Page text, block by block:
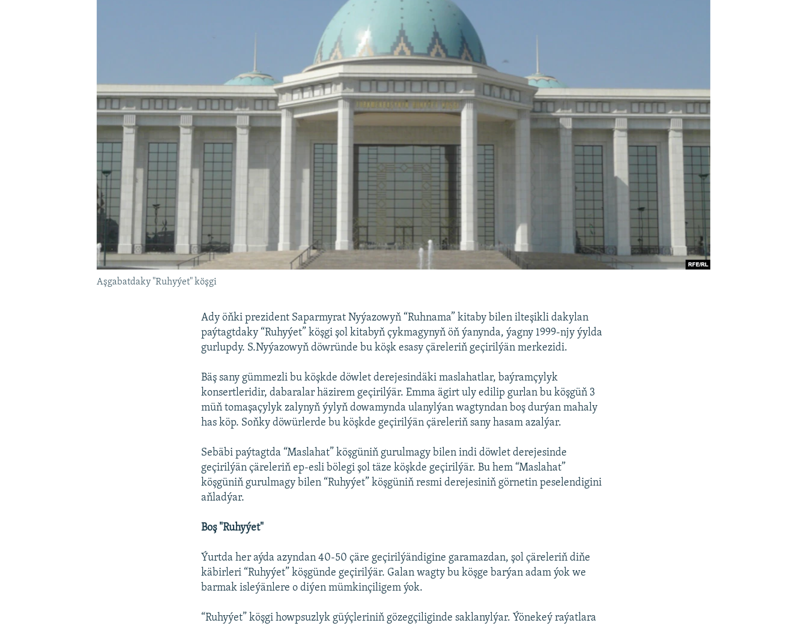
Aşgabatdaky "Ruhyýet" köşgi
Ady öňki prezident Saparmyrat Nyýazowyň “Ruhnama” kitaby bilen ilteşikli dakylan
paýtagtdaky “Ruhyýet” köşgi şol kitabyň çykmagynyň öň ýanynda, ýagny 1999-njy ýylda
gurlupdy. S.Nyýazowyň döwründe bu köşk esasy çäreleriň geçirilýän merkezidi.
Bäş sany gümmezli bu köşkde döwlet derejesindäki maslahatlar, baýramçylyk
konsertleridir, dabaralar häzirem geçirilýär. Emma ägirt uly edilip gurlan bu köşgüň 3
müň tomaşaçylyk zalynyň ýylyň dowamynda ulanylýan wagtyndan boş durýan mahaly
has köp. Soňky döwürlerde bu köşkde geçirilýän çäreleriň sany hasam azalýar.
Sebäbi paýtagtda “Maslahat” köşgüniň gurulmagy bilen indi döwlet derejesinde
geçirilýän çäreleriň ep-esli bölegi şol täze köşkde geçirilýär. Bu hem “Maslahat”
köşgüniň gurulmagy bilen “Ruhyýet” köşgüniň resmi derejesiniň görnetin peselendigini
aňladýar.
Boş "Ruhyýet"
Ýurtda her aýda azyndan 40-50 çäre geçirilýändigine garamazdan, şol çäreleriň diňe
käbirleri “Ruhyýet” köşgünde geçirilýär. Galan wagty bu köşge barýan adam ýok we
barmak isleýänlere o diýen mümkinçiligem ýok.
“Ruhyýet” köşgi howpsuzlyk güýçleriniň gözegçiliginde saklanylýar. Ýönekeý raýatlara